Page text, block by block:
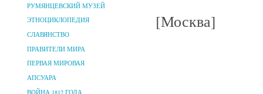
РУМЯНЦЕВСКИЙ МУЗЕЙ
ЭТНОЦИКЛОПЕДИЯ
СЛАВЯНСТВО
ПРАВИТЕЛИ МИРА
ПЕРВАЯ МИРОВАЯ
АПСУАРА
ВОЙНА 1812 ГОДА
[Москва]